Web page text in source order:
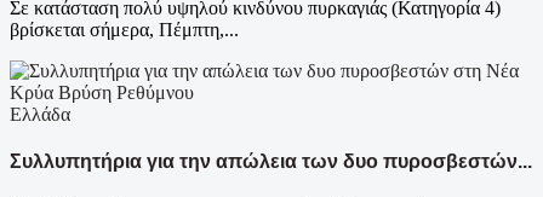
Σε κατάσταση πολύ υψηλού κινδύνου πυρκαγιάς (Κατηγορία 4)
βρίσκεται σήμερα, Πέμπτη,...
Ελλάδα
Συλλυπητήρια για την απώλεια των δυο πυροσβεστών...